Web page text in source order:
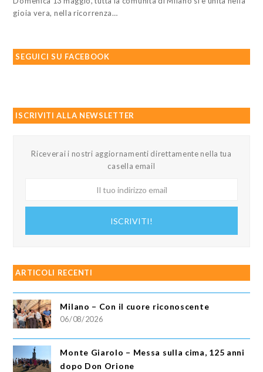
gioia vera, nella ricorrenza…
SEGUICI SU FACEBOOK
ISCRIVITI ALLA NEWSLETTER
Riceverai i nostri aggiornamenti direttamente nella tua
casella email
ISCRIVITI!
ARTICOLI RECENTI
Milano – Con il cuore riconoscente
06/08/2026
Monte Giarolo – Messa sulla cima, 125 anni
dopo Don Orione